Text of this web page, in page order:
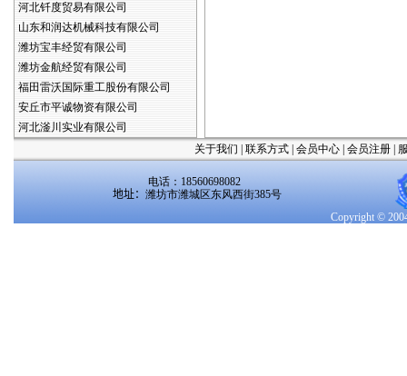
河北钎度贸易有限公司
山东和润达机械科技有限公司
潍坊宝丰经贸有限公司
潍坊金航经贸有限公司
福田雷沃国际重工股份有限公司
安丘市平诚物资有限公司
河北滏川实业有限公司
关于我们 联系方式 会员中心 会员注册
电话：18560698082
地址： 潍坊市潍城区东风西街385号
Copyright ©